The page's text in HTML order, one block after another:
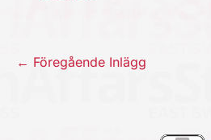
← Föregående Inlägg